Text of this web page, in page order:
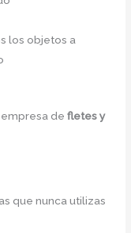
los objetos a
empresa defletes y
que nunca utilizas